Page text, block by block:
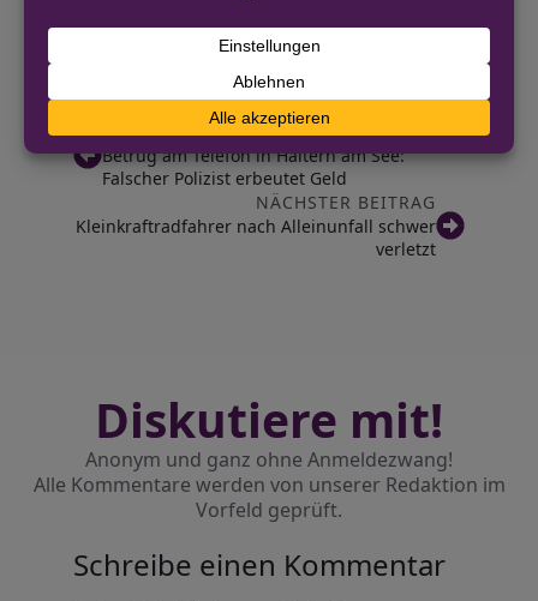
https://oberhausen.polizei.nrw/
VORHERIGER BEITRAG
Betrug am Telefon in Haltern am See:
Falscher Polizist erbeutet Geld
NÄCHSTER BEITRAG
Kleinkraftradfahrer nach Alleinunfall schwer
verletzt
Diskutiere mit!
Anonym und ganz ohne Anmeldezwang!
Alle Kommentare werden von unserer Redaktion im
Vorfeld geprüft.
Schreibe einen Kommentar